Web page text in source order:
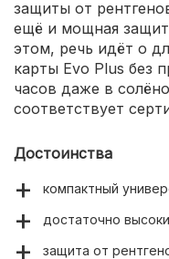
защиты от
ещё и мощная
этом, речь идёт о
карты Evo Plus без
часов даже в
соответствует
Достоинства
компактный
достаточно
защита от